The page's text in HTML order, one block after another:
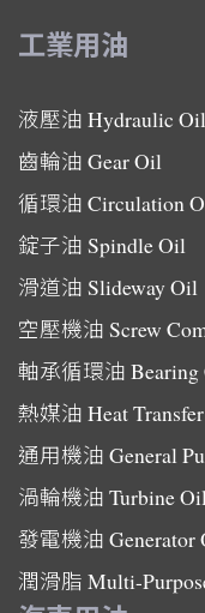
工業用油
液壓油 Hydraulic Oil
齒輪油 Gear Oil
循環油 Circulation
錠子油 Spindle Oil
滑道油 Slideway Oil
空壓機油 Screw
軸承循環油
熱媒油 Heat
通用機油 General
渦輪機油 Turbine
發電機油 Generator
潤滑脂 Multi-